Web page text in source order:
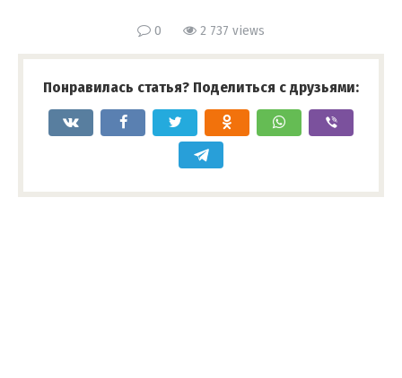
0 2 737 views
Понравилась статья? Поделиться с друзьями: